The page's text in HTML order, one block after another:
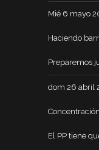
Mié 6 mayo
Haciendo
Preparemos
dom 26 abril
Concentración
El PP tiene